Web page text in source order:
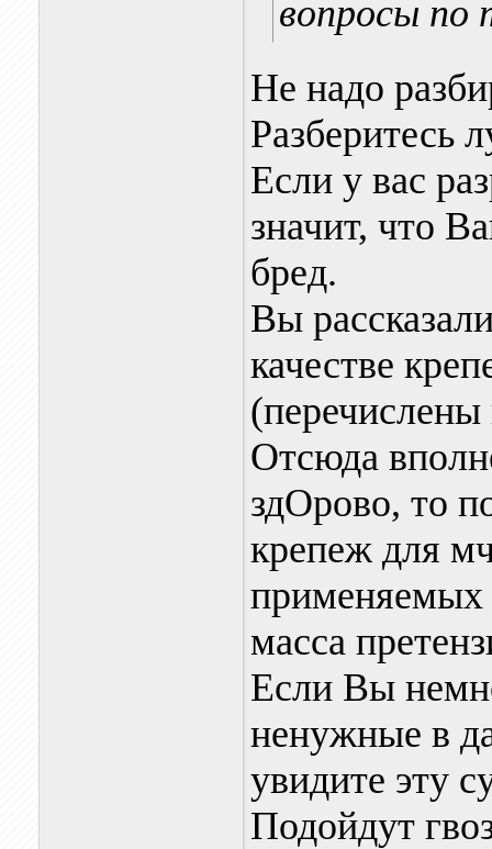
вопросы
Не надо
Разберитесь
Если у вас
значит, что
бред.
Вы
качестве
Отсюда
здОрово, то
крепеж для
применяемых
масса
Если Вы
ненужные в
увидите эту
Подойдут